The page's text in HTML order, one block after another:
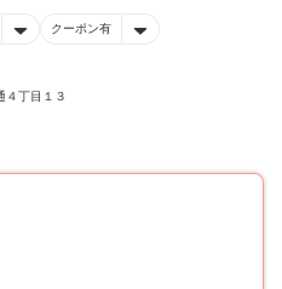
クーポン有
４丁目１３